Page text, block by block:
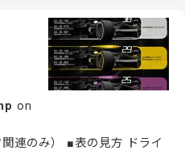
on
連のみ） ■表の見方 ドライ